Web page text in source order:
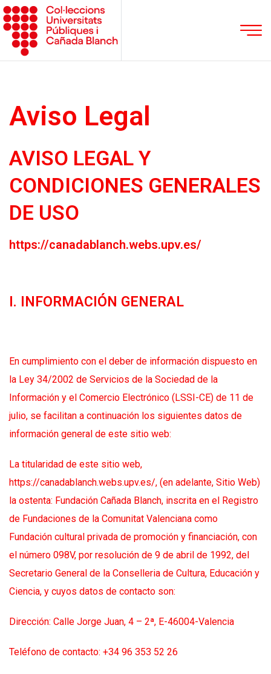
Aviso Legal
AVISO LEGAL Y
CONDICIONES GENERALES
DE USO
https://canadablanch.webs.upv.es/
I. INFORMACIÓN GENERAL
En cumplimiento con el deber de información dispuesto en
la Ley 34/2002 de Servicios de la Sociedad de la
Información y el Comercio Electrónico (LSSI-CE) de 11 de
julio, se facilitan a continuación los siguientes datos de
información general de este sitio web:
La titularidad de este sitio web,
https://canadablanch.webs.upv.es/, (en adelante, Sitio Web)
la ostenta: Fundación Cañada Blanch, inscrita en el Registro
de Fundaciones de la Comunitat Valenciana como
Fundación cultural privada de promoción y financiación, con
el número 098V, por resolución de 9 de abril de 1992, del
Secretario General de la Conselleria de Cultura, Educación y
Ciencia, y cuyos datos de contacto son:
Dirección: Calle Jorge Juan, 4 – 2ª, E-46004-Valencia
Teléfono de contacto: +34 96 353 52 26